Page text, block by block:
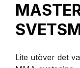
Lite utöver det